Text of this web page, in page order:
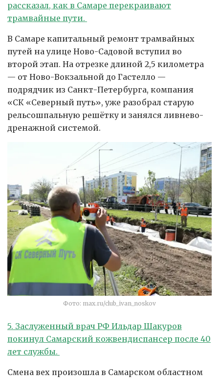
рассказал, как в Самаре перекраивают
трамвайные пути.
В Самаре капитальный ремонт трамвайных
путей на улице Ново-Садовой вступил во
второй этап. На отрезке длиной 2,5 километра
— от Ново-Вокзальной до Гастелло —
подрядчик из Санкт-Петербурга, компания
«СК «Северный путь», уже разобрал старую
рельсошпальную решётку и занялся ливнево-
дренажной системой.
Фото: max.ru/club_ivan_noskov
5. Заслуженный врач РФ Ильдар Шакуров
покинул Самарский кожвендиспансер после 40
лет службы.
Смена вех произошла в Самарском областном